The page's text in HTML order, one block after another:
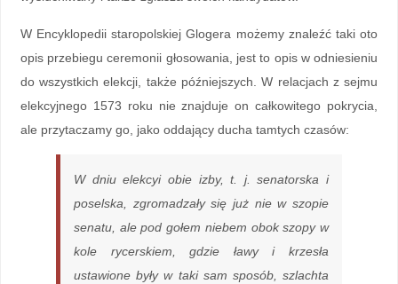
W Encyklopedii staropolskiej Glogera możemy znaleźć taki oto
opis przebiegu ceremonii głosowania, jest to opis w odniesieniu
do wszystkich elekcji, także późniejszych. W relacjach z sejmu
elekcyjnego 1573 roku nie znajduje on całkowitego pokrycia,
ale przytaczamy go, jako oddający ducha tamtych czasów:
W dniu elekcyi obie izby, t. j. senatorska i
poselska, zgromadzały się już nie w szopie
senatu, ale pod gołem niebem obok szopy w
kole rycerskiem, gdzie ławy i krzesła
ustawione były w taki sam sposób, szlachta